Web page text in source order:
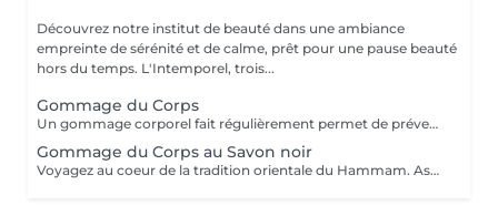
Découvrez notre institut de beauté dans une ambiance
empreinte de sérénité et de calme, prêt pour une pause beauté
hors du temps. L'Intemporel, trois...
Gommage du Corps
Un gommage corporel fait régulièrement permet de prévenir les désagréments liés à une peau sèche, permet un lissage et une meilleure pénétration de vos soins corps quotidiens. Il élimine les cellules mortes et les impuretés présentes à la surface de la peau et stimule ainsi le renouvellement cellulaire naturel. Mieux oxygéné et résistant, l'épiderme est magnifié et plus lumineux.
Gommage du Corps au Savon noir
Voyagez au coeur de la tradition orientale du Hammam. Associée à l'action exfoliante du gant de Kassa cette recette ancestrale permet de purifier la peau en profondeur pour la laisser douce, satinée et délicatement parfumée. Gant de Kassa offert.